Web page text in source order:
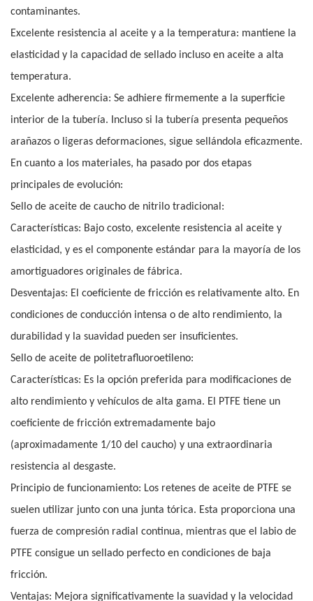
contaminantes.
Excelente resistencia al aceite y a la temperatura: mantiene la
elasticidad y la capacidad de sellado incluso en aceite a alta
temperatura.
Excelente adherencia: Se adhiere firmemente a la superficie
interior de la tubería. Incluso si la tubería presenta pequeños
arañazos o ligeras deformaciones, sigue sellándola eficazmente.
En cuanto a los materiales, ha pasado por dos etapas
principales de evolución:
Sello de aceite de caucho de nitrilo tradicional:
Características: Bajo costo, excelente resistencia al aceite y
elasticidad, y es el componente estándar para la mayoría de los
amortiguadores originales de fábrica.
Desventajas: El coeficiente de fricción es relativamente alto. En
condiciones de conducción intensa o de alto rendimiento, la
durabilidad y la suavidad pueden ser insuficientes.
Sello de aceite de politetrafluoroetileno:
Características: Es la opción preferida para modificaciones de
alto rendimiento y vehículos de alta gama. El PTFE tiene un
coeficiente de fricción extremadamente bajo
(aproximadamente 1/10 del caucho) y una extraordinaria
resistencia al desgaste.
Principio de funcionamiento: Los retenes de aceite de PTFE se
suelen utilizar junto con una junta tórica. Esta proporciona una
fuerza de compresión radial continua, mientras que el labio de
PTFE consigue un sellado perfecto en condiciones de baja
fricción.
Ventajas: Mejora significativamente la suavidad y la velocidad